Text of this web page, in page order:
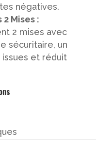
négatives.
Mises :
2 mises avec
sécuritaire, un
issues et réduit